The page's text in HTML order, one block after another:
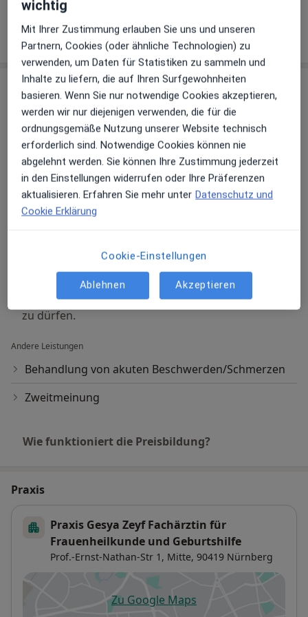
Psychosomatische Grundversorgung
PersönlichStandorte anzeigen (1)
Leistungen & Kosten
Beliebte Leistungen
Allgemeine Sprechstunde
Prof.-Ernst-Nathan-Str 1, Nürnberg
Praxis Gesya Zeyf Fachärztin für Frauenheilkunde
und Geburtshilfe
Erstuntersuchung (Neupatient/in)
Praxis Gesya Zeyf Fachärztin für Frauenheilkunde
und Geburtshilfe
Wir freuen uns, Sie das erste Mal bei uns begrüßen
zu dürfen.
Andere Leistungen
Behandlung von akuten Beschwerden/Schmerzen
Zweitmeinung
Wie funktioniert die Preisbildung?
Praxis
Praxis Gesya Zeyf Fachärztin für
Frauenheilkunde und Geburtshilfe
Prof.-Ernst-Nathan-Str 1, Mitte, 90419 Nürnberg
Zu Google Mapsöffnet in einer neuen
wichtig
Mit Ihrer Zustimmung erlauben Sie uns und unseren
Partnern, Cookies (oder ähnliche Technologien) zu
verwenden, um Daten für Statistiken zu sammeln und
Inhalte zu liefern, die auf Ihren Surfgewohnheiten
basieren. Wenn Sie nur notwendige Cookies akzeptieren,
werden wir nur diejenigen verwenden, die für die
ordnungsgemäße Nutzung unserer Website technisch
erforderlich sind. Notwendige Cookies können nie
abgelehnt werden. Sie können Ihre Zustimmung jederzeit
in den Einstellungen widerrufen oder Ihre Präferenzen
aktualisieren. Erfahren Sie mehr unter Datenschutz und
Cookie Erklärung
Cookie-Einstellungen
Ablehnen Akzeptieren